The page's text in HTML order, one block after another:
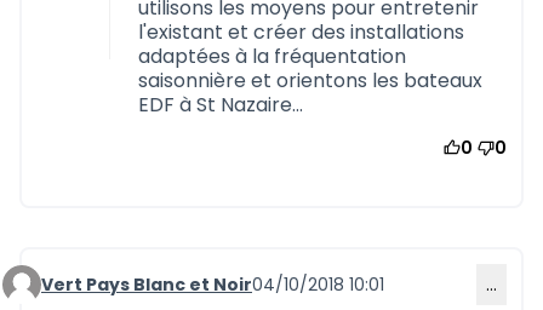
utilisons les moyens pour entretenir
l'existant et créer des installations
adaptées à la fréquentation
saisonnière et orientons les bateaux
EDF à St Nazaire...
0 0
Commentaire 584
Vert Pays Blanc et Noir04/10/2018 10:01 …